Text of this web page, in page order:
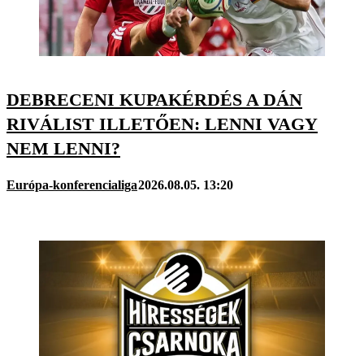
DEBRECENI KUPAKÉRDÉS A DÁN
RIVÁLIST ILLETŐEN: LENNI VAGY
NEM LENNI?
Európa-konferencialiga2026.08.05. 13:20